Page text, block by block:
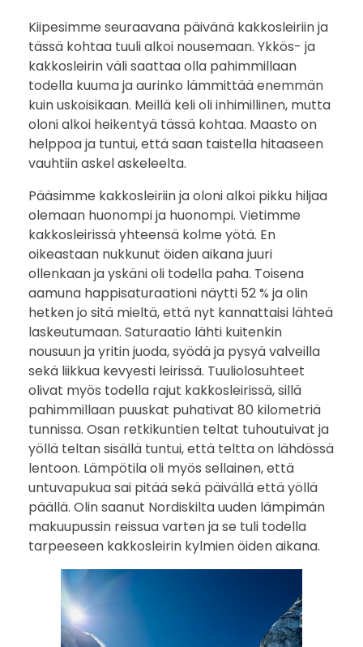
Kiipesimme seuraavana päivänä kakkosleiriin ja
tässä kohtaa tuuli alkoi nousemaan. Ykkös- ja
kakkosleirin väli saattaa olla pahimmillaan
todella kuuma ja aurinko lämmittää enemmän
kuin uskoisikaan. Meillä keli oli inhimillinen, mutta
oloni alkoi heikentyä tässä kohtaa. Maasto on
helppoa ja tuntui, että saan taistella hitaaseen
vauhtiin askel askeleelta.
Pääsimme kakkosleiriin ja oloni alkoi pikku hiljaa
olemaan huonompi ja huonompi. Vietimme
kakkosleirissä yhteensä kolme yötä. En
oikeastaan nukkunut öiden aikana juuri
ollenkaan ja yskäni oli todella paha. Toisena
aamuna happisaturaationi näytti 52 % ja olin
hetken jo sitä mieltä, että nyt kannattaisi lähteä
laskeutumaan. Saturaatio lähti kuitenkin
nousuun ja yritin juoda, syödä ja pysyä valveilla
sekä liikkua kevyesti leirissä. Tuuliolosuhteet
olivat myös todella rajut kakkosleirissä, sillä
pahimmillaan puuskat puhativat 80 kilometriä
tunnissa. Osan retkikuntien teltat tuhoutuivat ja
yöllä teltan sisällä tuntui, että teltta on lähdössä
lentoon. Lämpötila oli myös sellainen, että
untuvapukua sai pitää sekä päivällä että yöllä
päällä. Olin saanut Nordiskilta uuden lämpimän
makuupussin reissua varten ja se tuli todella
tarpeeseen kakkosleirin kylmien öiden aikana.